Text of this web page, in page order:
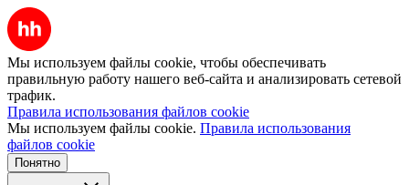
Мы используем файлы cookie, чтобы обеспечивать
правильную работу нашего веб-сайта и анализировать сетевой
трафик.
Правила использования файлов cookie
Мы используем файлы cookie. Правила использования
файлов cookie
Понятно